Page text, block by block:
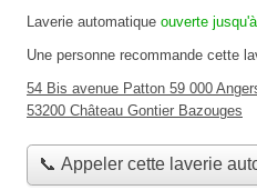
Laverie automatique ouverte
Une personne recommande cette
54 Bis avenue Patton 59 000
53200 Château Gontier Bazouges
📞 Appeler cette laverie